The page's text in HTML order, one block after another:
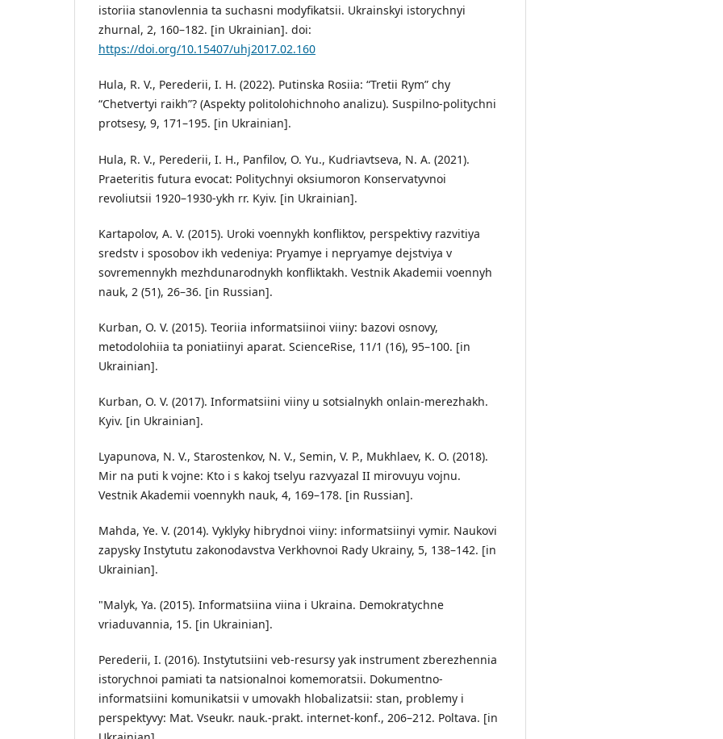
istoriia stanovlennia ta suchasni modyfikatsii. Ukrainskyi istorychnyi
zhurnal, 2, 160–182. [in Ukrainian]. doi:
https://doi.org/10.15407/uhj2017.02.160
Hula, R. V., Perederii, I. H. (2022). Putinska Rosiia: “Tretii Rym” chy
“Chetvertyi raikh”? (Aspekty politolohichnoho analizu). Suspilno-politychni
protsesy, 9, 171–195. [in Ukrainian].
Hula, R. V., Perederii, I. H., Panfilov, O. Yu., Kudriavtseva, N. A. (2021).
Praeteritis futura evocat: Politychnyi oksiumoron Konservatyvnoi
revoliutsii 1920–1930-ykh rr. Kyiv. [in Ukrainian].
Kartapolov, A. V. (2015). Uroki voennykh konfliktov, perspektivy razvitiya
sredstv i sposobov ikh vedeniya: Pryamye i nepryamye dejstviya v
sovremennykh mezhdunarodnykh konfliktakh. Vestnik Akademii voennyh
nauk, 2 (51), 26–36. [in Russian].
Kurban, O. V. (2015). Teoriia informatsiinoi viiny: bazovi osnovy,
metodolohiia ta poniatiinyi aparat. ScienceRise, 11/1 (16), 95–100. [in
Ukrainian].
Kurban, O. V. (2017). Informatsiini viiny u sotsialnykh onlain-merezhakh.
Kyiv. [in Ukrainian].
Lyapunova, N. V., Starostenkov, N. V., Semin, V. P., Mukhlaev, K. O. (2018).
Mir na puti k vojne: Kto i s kakoj tselyu razvyazal II mirovuyu vojnu.
Vestnik Akademii voennykh nauk, 4, 169–178. [in Russian].
Mahda, Ye. V. (2014). Vyklyky hibrydnoi viiny: informatsiinyi vymir. Naukovi
zapysky Instytutu zakonodavstva Verkhovnoi Rady Ukrainy, 5, 138–142. [in
Ukrainian].
"Malyk, Ya. (2015). Informatsiina viina i Ukraina. Demokratychne
vriaduvannia, 15. [in Ukrainian].
Perederii, I. (2016). Instytutsiini veb-resursy yak instrument zberezhennia
istorychnoi pamiati ta natsionalnoi komemoratsii. Dokumentno-
informatsiini komunikatsii v umovakh hlobalizatsii: stan, problemy i
perspektyvy: Mat. Vseukr. nauk.-prakt. internet-konf., 206–212. Poltava. [in